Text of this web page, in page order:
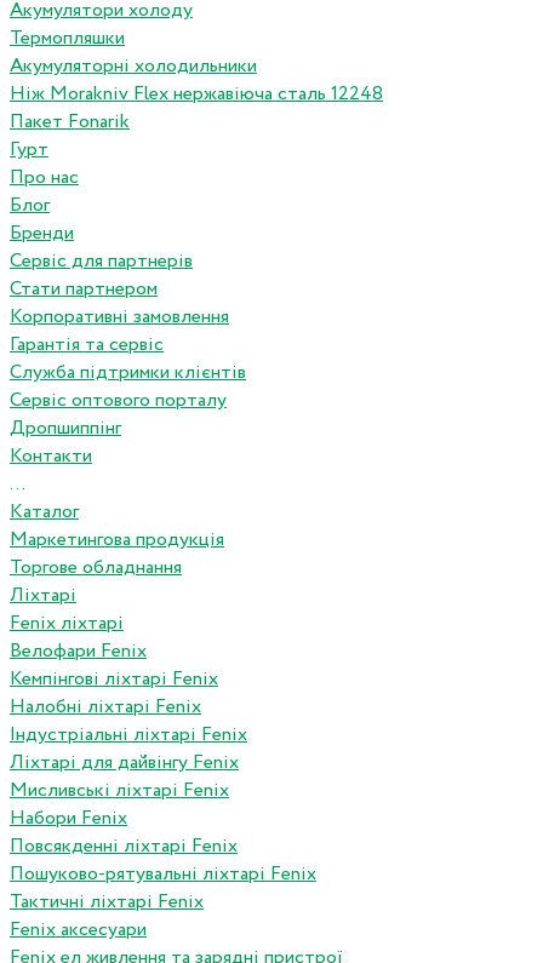
Акумулятори холоду
Термопляшки
Акумуляторні холодильники
Ніж Morakniv Flex нержавіюча сталь 12248
Пакет Fonarik
Гурт
Про нас
Блог
Бренди
Сервіс для партнерів
Стати партнером
Корпоративні замовлення
Гарантія та сервіс
Служба підтримки клієнтів
Сервіс оптового порталу
Дропшиппінг
Контакти
...
Каталог
Маркетингова продукція
Торгове обладнання
Ліхтарі
Fenix ліхтарі
Велофари Fenix
Кемпінгові ліхтарі Fenix
Налобні ліхтарі Fenix
Індустріальні ліхтарі Fenix
Ліхтарі для дайвінгу Fenix
Мисливські ліхтарі Fenix
Набори Fenix
Повсякденні ліхтарі Fenix
Пошуково-рятувальні ліхтарі Fenix
Тактичні ліхтарі Fenix
Fenix аксесуари